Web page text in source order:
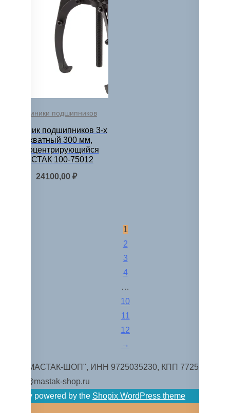
Съемники подшипников
Съемник подшипников 3-х
захватный 300 мм,
самоцентрирующийся
МАСТАК 100-75012
24100,00 ₽
1
2
3
4
…
10
11
12
→
ООО "МАСТАК-ШОП", ИНН 9725035230, КПП 772501001.
zakaz@mastak-shop.ru
Proudly powered by the Shopix WordPress theme